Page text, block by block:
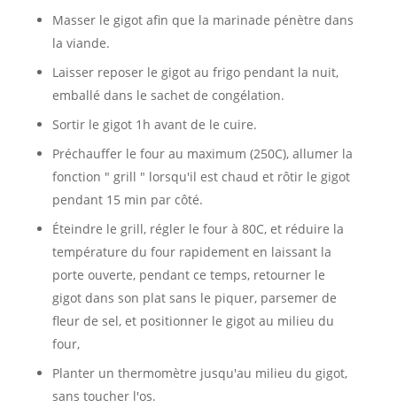
Masser le gigot afin que la marinade pénètre dans
la viande.
Laisser reposer le gigot au frigo pendant la nuit,
emballé dans le sachet de congélation.
Sortir le gigot 1h avant de le cuire.
Préchauffer le four au maximum (250C), allumer la
fonction " grill " lorsqu'il est chaud et rôtir le gigot
pendant 15 min par côté.
Éteindre le grill, régler le four à 80C, et réduire la
température du four rapidement en laissant la
porte ouverte, pendant ce temps, retourner le
gigot dans son plat sans le piquer, parsemer de
fleur de sel, et positionner le gigot au milieu du
four,
Planter un thermomètre jusqu'au milieu du gigot,
sans toucher l'os.